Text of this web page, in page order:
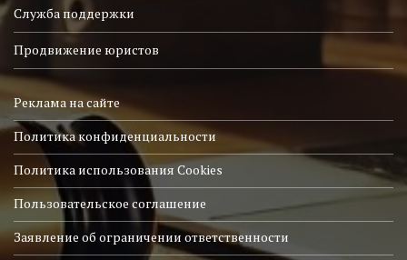
Служба поддержки
Продвижение юристов
Реклама на сайте
Политика конфиденциальности
Политика использования Cookies
Пользовательское соглашение
Заявление об ограничении ответственности